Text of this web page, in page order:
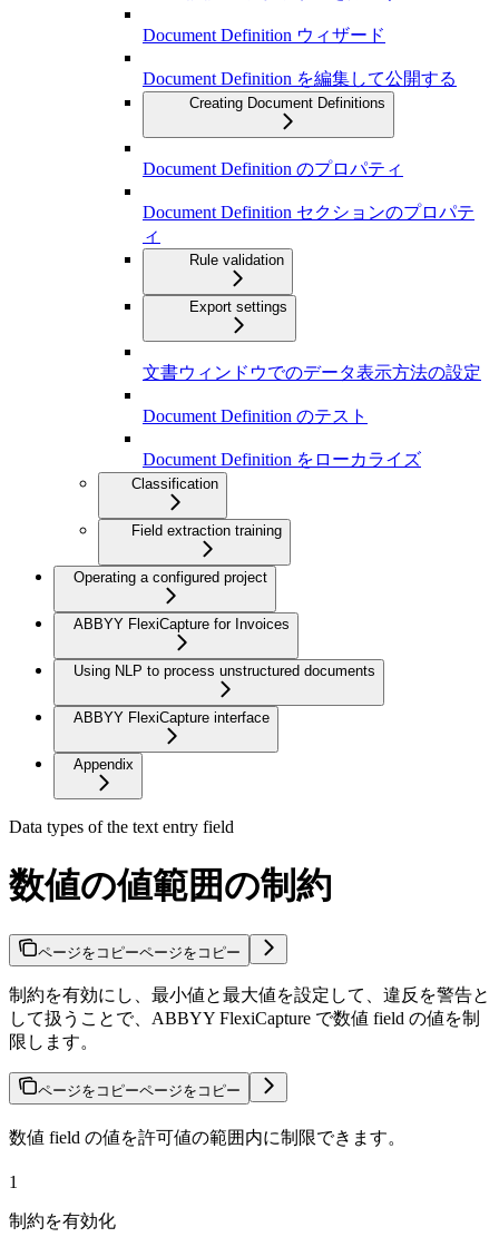
Document Definition ウィザード
Document Definition を編集して公開する
Creating Document Definitions
Document Definition のプロパティ
Document Definition セクションのプロパテ
ィ
Rule validation
Export settings
文書ウィンドウでのデータ表示方法の設定
Document Definition のテスト
Document Definition をローカライズ
Classification
Field extraction training
Operating a configured project
ABBYY FlexiCapture for Invoices
Using NLP to process unstructured documents
ABBYY FlexiCapture interface
Appendix
Data types of the text entry field
数値の値範囲の制約
ページをコピーページをコピー
制約を有効にし、最小値と最大値を設定して、違反を警告と
して扱うことで、ABBYY FlexiCapture で数値 field の値を制
限します。
ページをコピーページをコピー
数値 field の値を許可値の範囲内に制限できます。
1
制約を有効化